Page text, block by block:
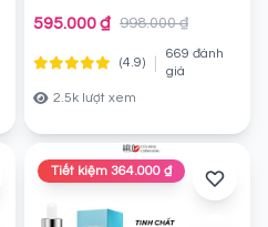
Mela Zero Ampoule
595.000 ₫ 998.000 ₫
(4.9)
669 đánh
giá
2.5k lượt xem
Tiết kiệm 364.000 ₫